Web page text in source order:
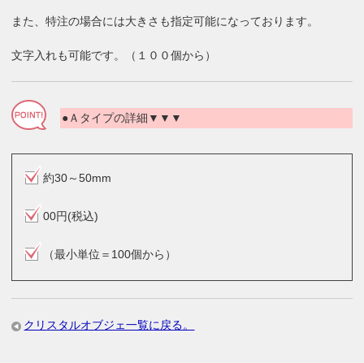
また、特注の場合には大きさも指定可能になっております。
文字入れも可能です。（１００個から）
●Ａタイプの詳細▼▼▼
約30～50mm
00円(税込)
（最小単位＝100個から）
クリスタルオブジェ一覧に戻る。